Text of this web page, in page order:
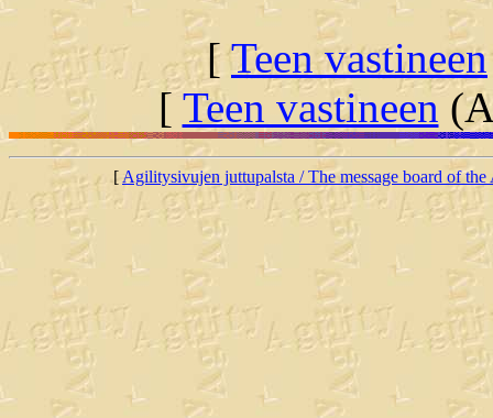
[Teen vastineen
[ Teen vastineen
[Agilitysivujen juttupalsta / The message board of